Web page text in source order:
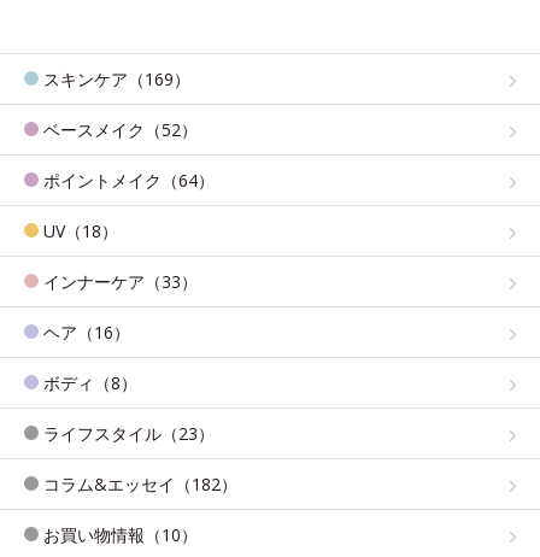
スキンケア（169）
ベースメイク（52）
ポイントメイク（64）
UV（18）
インナーケア（33）
ヘア（16）
ボディ（8）
ライフスタイル（23）
コラム&エッセイ（182）
お買い物情報（10）